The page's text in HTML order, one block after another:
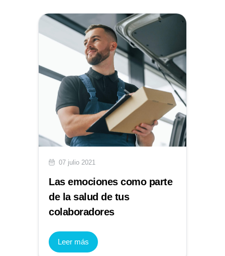
07 julio 2021
Las emociones como parte
de la salud de tus
colaboradores
Leer más